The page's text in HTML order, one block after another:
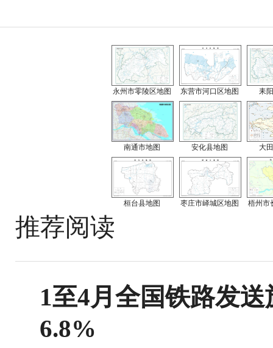
永州市零陵区地图 东营市河口区地图 耒
南通市地图 安化县地图 大
桓台县地图 枣庄市峄城区地图 梧州市
推荐阅读
1至4月全国铁路发
6.8%